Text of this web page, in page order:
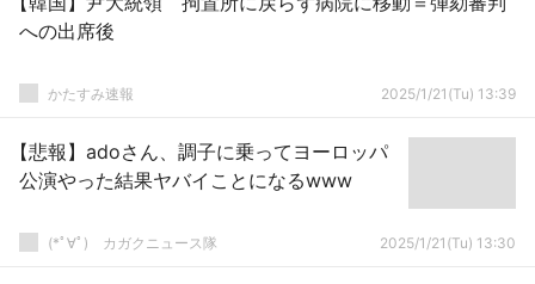
への出席後
かたすみ速報 2025/1/21(Tu) 13:39
【悲報】adoさん、調子に乗ってヨーロッパ
公演やった結果ヤバイことになるwww
(*ﾟ∀ﾟ)ゞカガクニュース隊 2025/1/21(Tu) 13:30